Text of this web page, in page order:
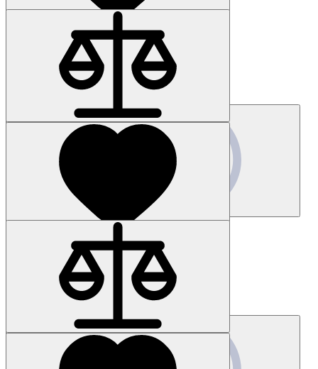
Наличие: уточняйте
Код товара: 7022-01
6AG4140-7DD37-0KA0
Цена по запросу
Наличие: уточняйте
Код товара: 34814-01
3SU1050-5LC01-0AA0
Цена по запросу